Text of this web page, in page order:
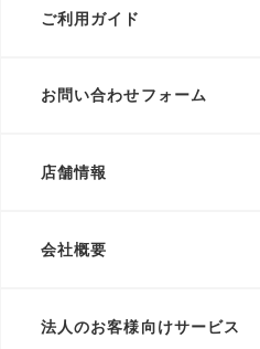
ご利用ガイド
お問い合わせフォーム
店舗情報
会社概要
法人のお客様向けサービス